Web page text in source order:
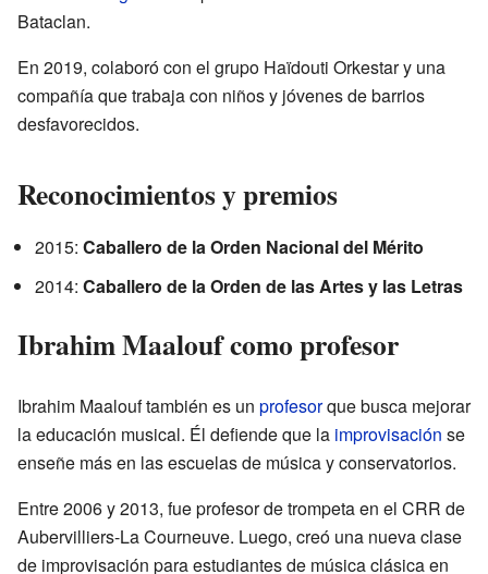
Bataclan.
En 2019, colaboró con el grupo Haïdouti Orkestar y una
compañía que trabaja con niños y jóvenes de barrios
desfavorecidos.
Reconocimientos y premios
2015: Caballero de la Orden Nacional del Mérito
2014: Caballero de la Orden de las Artes y las Letras
Ibrahim Maalouf como profesor
Ibrahim Maalouf también es un profesorque busca mejorar
la educación musical. Él defiende que la improvisación se
enseñe más en las escuelas de música y conservatorios.
Entre 2006 y 2013, fue profesor de trompeta en el CRR de
Aubervilliers-La Courneuve. Luego, creó una nueva clase
de improvisación para estudiantes de música clásica en